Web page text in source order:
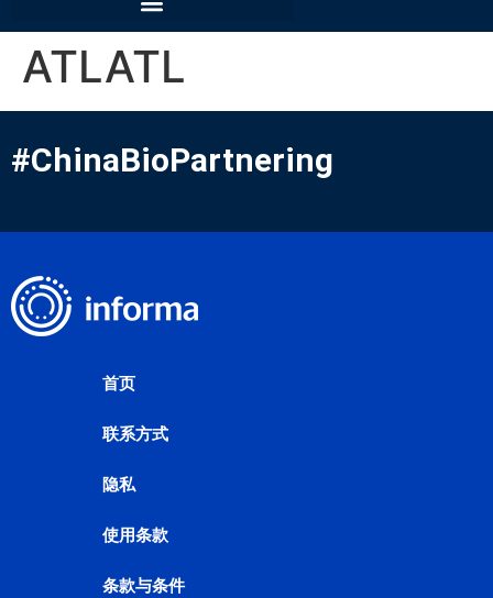
ATLATL
#ChinaBioPartnering
首页
联系方式
隐私
使用条款
条款与条件